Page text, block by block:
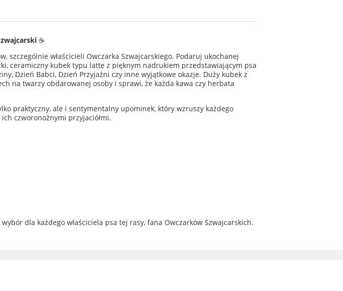
☕
szczególnie właścicieli Owczarka Szwajcarskiego. Podaruj ukochanej
ceramiczny kubek typu latte z pięknym nadrukiem przedstawiającym psa
Dzień Babci, Dzień Przyjaźni czy inne wyjątkowe okazje. Duży kubek z
na twarzy obdarowanej osoby i sprawi, że każda kawa czy herbata
praktyczny, ale i sentymentalny upominek, który wzruszy każdego
czworonożnymi przyjaciółmi.
dla każdego właściciela psa tej rasy, fana Owczarków Szwajcarskich.